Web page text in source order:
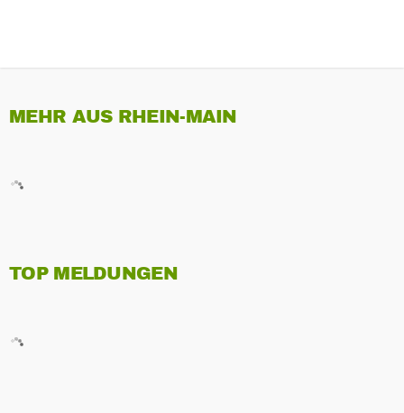
MEHR AUS RHEIN-MAIN
TOP MELDUNGEN